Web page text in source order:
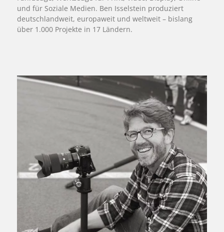
und für Soziale Medien. Ben Isselstein produziert
deutschlandweit, europaweit und weltweit – bislang
über 1.000 Projekte in 17 Ländern.